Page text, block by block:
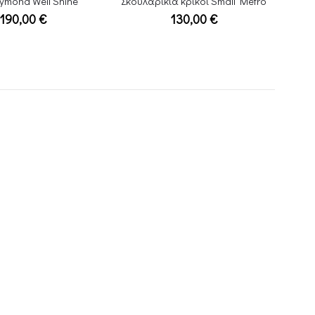
€ 39,00€–44,00